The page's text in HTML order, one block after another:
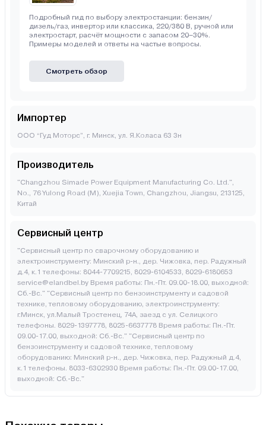
Подробный гид по выбору электростанции: бензин/
дизель/газ, инвертор или классика, 220/380 В, ручной или
электростарт, расчёт мощности с запасом 20–30%.
Примеры моделей и ответы на частые вопросы.
Смотреть обзор
Импортер
ООО “Гуд Моторс”, г. Минск, ул. Я.Коласа 63 3н
Производитель
"Changzhou Simade Power Equipment Manufacturing Co. Ltd.",
No., 76 Yulong Road (M), Xuejia Town, Changzhou, Jiangsu, 213125,
Китай
Сервисный центр
"Сервисный центр по сварочному оборудованию и
электроинструменту: Минский р-н., дер. Чижовка, пер. Радужный
д.4, к.1 телефоны: 8044-7709215, 8029-6104533, 8029-6180653
service@elandbel.by Время работы: Пн.-Пт. 09.00-18.00, выходной:
Сб.-Вс." "Сервисный центр по бензоинструменту и садовой
технике, тепловому оборудованию, электроинструменту:
г.Минск, ул.Малый Тростенец, 74А, заезд с ул. Селицкого
телефоны. 8029-1397778, 8025-6637778 Время работы: Пн.-Пт.
09.00-17.00, выходной: Cб.-Вс." "Сервисный центр по
бензоинструменту и садовой технике, тепловому
оборудованию: Минский р-н., дер. Чижовка, пер. Радужный д.4,
к.1 телефоны. 8033-6302930 Время работы: Пн.-Пт. 09.00-17.00,
выходной: Cб.-Вс."